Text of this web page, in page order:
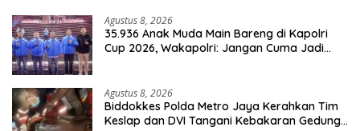
Agustus 8, 2026
35.936 Anak Muda Main Bareng di Kapolri
Cup 2026, Wakapolri: Jangan Cuma Jadi
Agustus 8, 2026
Biddokkes Polda Metro Jaya Kerahkan Tim
Keslap dan DVI Tangani Kebakaran Gedung